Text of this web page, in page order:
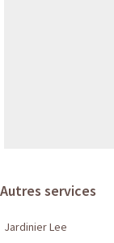
Autres services
Jardinier Lee